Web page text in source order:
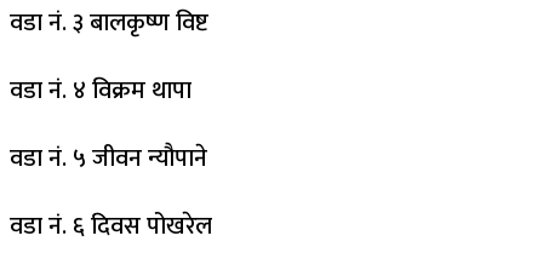
वडा नं. ३ बालकृष्ण विष्ट
वडा नं. ४ विक्रम थापा
वडा नं. ५ जीवन न्यौपाने
वडा नं. ६ दिवस पोखरेल